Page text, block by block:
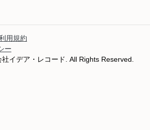
用規約
ー
イデア・レコード. All Rights Reserved.